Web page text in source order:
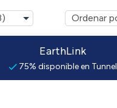
EarthLink
75% disponible en Tunnel